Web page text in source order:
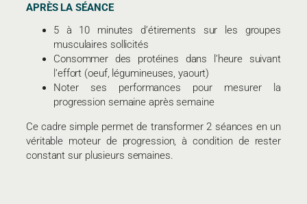
APRÈS LA SÉANCE
5 à 10 minutes d’étirements sur les groupes
musculaires sollicités
Consommer des protéines dans l’heure suivant
l’effort (oeuf, légumineuses, yaourt)
Noter ses performances pour mesurer la
progression semaine après semaine
Ce cadre simple permet de transformer 2 séances en un
véritable moteur de progression, à condition de rester
constant sur plusieurs semaines.